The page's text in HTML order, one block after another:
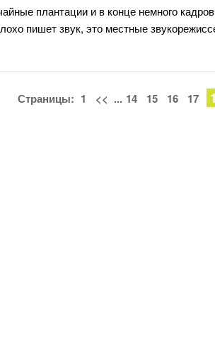
плантации и в конце немного
пишет звук, это местные
Страницы: 1 << ... 14 15 16 17